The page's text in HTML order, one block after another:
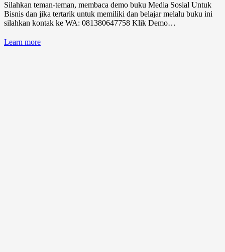
Silahkan teman-teman, membaca demo buku Media Sosial Untuk
Bisnis dan jika tertarik untuk memiliki dan belajar melalu buku ini
silahkan kontak ke WA: 081380647758 Klik Demo…
Learn more